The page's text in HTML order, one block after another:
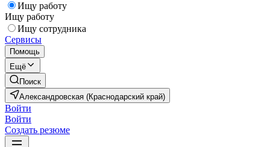
Ищу работу
Ищу работу
Ищу сотрудника
Сервисы
Помощь
Ещё
Поиск
Александровская (Краснодарский край)
Войти
Войти
Создать резюме